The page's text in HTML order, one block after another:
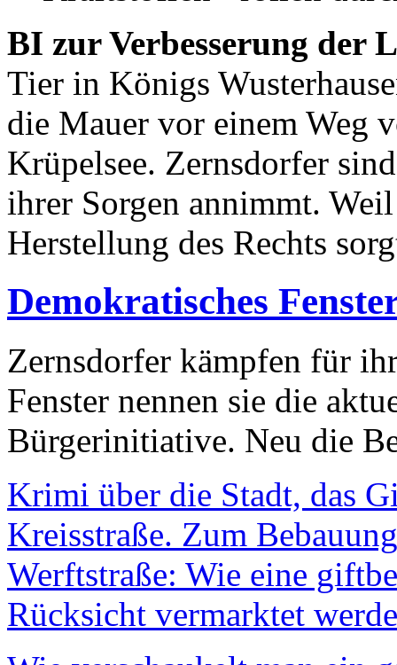
BI zur Verbesserung der
Tier in Königs
die Mauer vor einem Weg
Krüpelsee. Zernsdorfer
ihrer Sorgen annimmt.
Herstellung des Rechts
Demokratisches
Zernsdorfer kämpfen für
Fenster nennen sie die
Bürgerinitiative. Neu die
Krimi über die Stadt, das
Kreisstraße. Zum
Werftstraße: Wie eine
Rücksicht vermarktet